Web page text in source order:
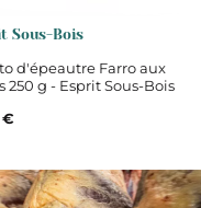
Sous-Bois
d'épeautre Farro aux
250 g - Esprit Sous-Bois
€